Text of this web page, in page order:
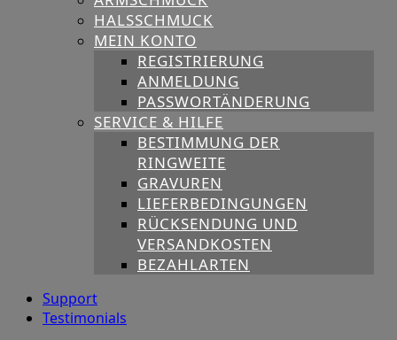
HALSSCHMUCK
MEIN KONTO
REGISTRIERUNG
ANMELDUNG
PASSWORTÄNDERUNG
SERVICE & HILFE
BESTIMMUNG DER
RINGWEITE
GRAVUREN
LIEFERBEDINGUNGEN
RÜCKSENDUNG UND
VERSANDKOSTEN
BEZAHLARTEN
Support
Testimonials